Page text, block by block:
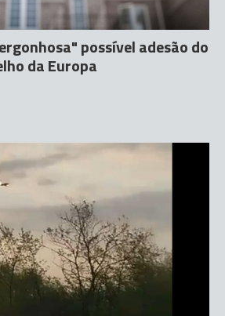
possível adesão do
da Europa